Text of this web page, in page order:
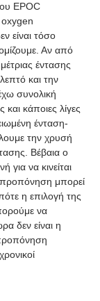
EPOC
είναι τόσο
Αν από
έντασης
και την
συνολική
κάποιες λίγες
ένταση-
την χρυσή
Βέβαια ο
για να κινείται
προπόνηση μπορεί
η επιλογή της
να
δεν είναι η